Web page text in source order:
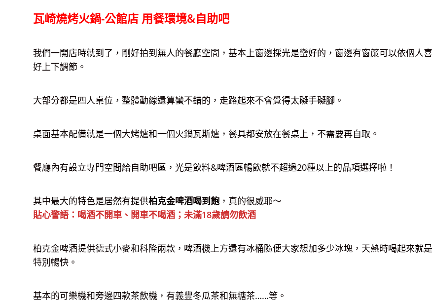
瓦崎燒烤火鍋-公館店 用餐環境&自助吧
我們一開店時就到了，剛好拍到無人的餐廳空間，基本上窗邊採光是蠻好的，窗邊有窗簾可以依個人喜
好上下調節。
大部分都是四人桌位，整體動線還算蠻不錯的，走路起來不會覺得太礙手礙腳。
桌面基本配備就是一個大烤爐和一個火鍋瓦斯爐，餐具都安放在餐桌上，不需要再自取。
餐廳內有設立專門空間給自助吧區，光是飲料&啤酒區暢飲就不超過20種以上的品項選擇啦！
其中最大的特色是居然有提供柏克金啤酒喝到飽 ，真的很威耶～
貼心警語：喝酒不開車、開車不喝酒；未滿18歲請勿飲酒
柏克金啤酒提供德式小麥和科隆兩款，啤酒機上方還有冰桶隨便大家想加多少冰塊，天熱時喝起來就是
特別暢快。
基本的可樂機和旁邊四款茶飲機，有義豐冬瓜茶和無糖茶……等。